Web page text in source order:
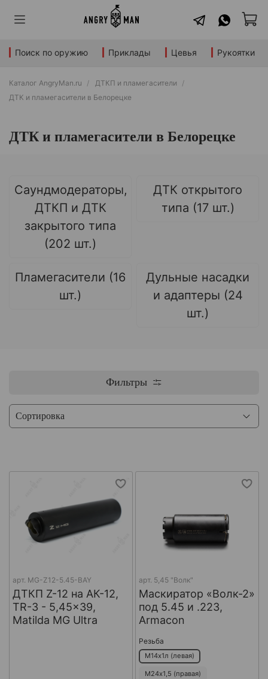
Поиск по оружию Приклады Цевья Рукоятки
Каталог AngryMan.ru
ДТКП и пламегасители
ДТК и пламегасители в Белорецке
ДТК и пламегасители в Белорецке
Саундмодераторы,
ДТКП и ДТК
закрытого типа
(202 шт.)
ДТК открытого
типа (17 шт.)
Пламегасители (16
шт.)
Дульные насадки
и адаптеры (24
шт.)
Фильтры
арт. MG-Z12-5.45-BAY
ДТКП Z-12 на АК-12,
TR-3 - 5,45x39,
Matilda MG Ultra
арт. 5,45 "Волк"
Маскиратор «Волк-2»
под 5.45 и .223,
Armacon
Резьба
М14х1л (левая)
М24х1,5 (правая)